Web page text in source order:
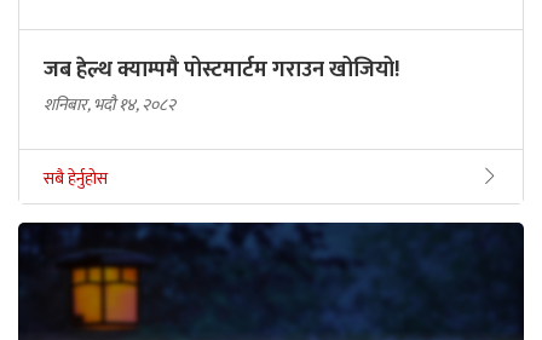
जब हेल्थ क्याम्पमै पोस्टमार्टम गराउन खोजियो!
शनिबार, भदौ १४, २०८२
सबै हेर्नुहोस